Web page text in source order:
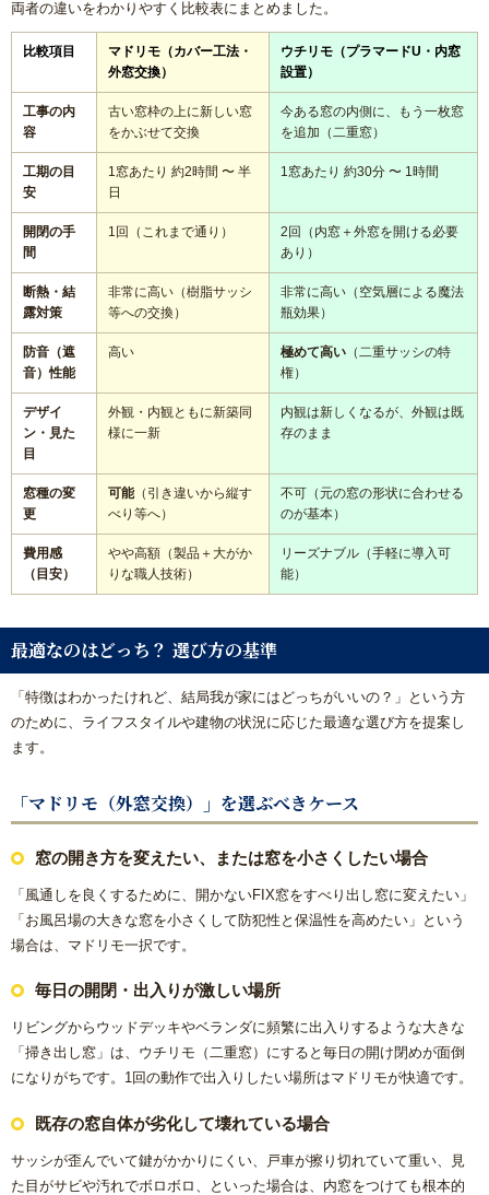
両者の違いをわかりやすく比較表にまとめました。
比較項目
マドリモ（カバー工法・
外窓交換）
ウチリモ（プラマードU・内窓
設置）
工事の内
容
古い窓枠の上に新しい窓
をかぶせて交換
今ある窓の内側に、もう一枚窓
を追加（二重窓）
工期の目
安
1窓あたり 約2時間 〜 半
日
1窓あたり 約30分 〜 1時間
開閉の手
間
1回（これまで通り）
2回（内窓＋外窓を開ける必要
あり）
断熱・結
露対策
非常に高い（樹脂サッシ
等への交換）
非常に高い（空気層による魔法
瓶効果）
防音（遮
音）性能
高い 極めて高い （二重サッシの特
権）
デザイ
ン・見た
目
外観・内観ともに新築同
様に一新
内観は新しくなるが、外観は既
存のまま
窓種の変
更
可能（引き違いから縦す
べり等へ）
不可（元の窓の形状に合わせる
のが基本）
費用感
（目安）
やや高額（製品＋大がか
りな職人技術）
リーズナブル（手軽に導入可
能）
最適なのはどっち？ 選び方の基準
「特徴はわかったけれど、結局我が家にはどっちがいいの？」という方
のために、ライフスタイルや建物の状況に応じた最適な選び方を提案し
ます。
「マドリモ（外窓交換）」を選ぶべきケース
窓の開き方を変えたい、または窓を小さくしたい場合
「風通しを良くするために、開かないFIX窓をすべり出し窓に変えたい」
「お風呂場の大きな窓を小さくして防犯性と保温性を高めたい」という
場合は、マドリモ一択です。
毎日の開閉・出入りが激しい場所
リビングからウッドデッキやベランダに頻繁に出入りするような大きな
「掃き出し窓」は、ウチリモ（二重窓）にすると毎日の開け閉めが面倒
になりがちです。1回の動作で出入りしたい場所はマドリモが快適です。
既存の窓自体が劣化して壊れている場合
サッシが歪んでいて鍵がかかりにくい、戸車が擦り切れていて重い、見
た目がサビや汚れでボロボロ、といった場合は、内窓をつけても根本的